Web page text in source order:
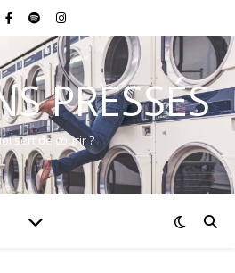
PRESSÉS
sert de courir ?